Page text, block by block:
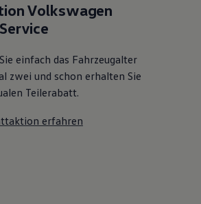
Volkswagen
einfach das Fahrzeugalter
zwei und schon erhalten Sie
Teilerabatt.
erfahren